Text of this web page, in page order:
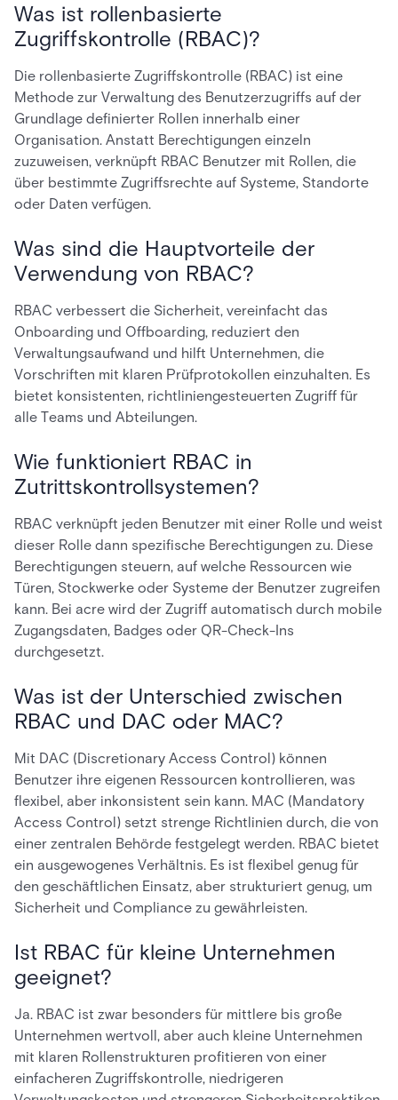
Was ist rollenbasierte
Zugriffskontrolle (RBAC)?
Die rollenbasierte Zugriffskontrolle (RBAC) ist eine
Methode zur Verwaltung des Benutzerzugriffs auf der
Grundlage definierter Rollen innerhalb einer
Organisation. Anstatt Berechtigungen einzeln
zuzuweisen, verknüpft RBAC Benutzer mit Rollen, die
über bestimmte Zugriffsrechte auf Systeme, Standorte
oder Daten verfügen.
Was sind die Hauptvorteile der
Verwendung von RBAC?
RBAC verbessert die Sicherheit, vereinfacht das
Onboarding und Offboarding, reduziert den
Verwaltungsaufwand und hilft Unternehmen, die
Vorschriften mit klaren Prüfprotokollen einzuhalten. Es
bietet konsistenten, richtliniengesteuerten Zugriff für
alle Teams und Abteilungen.
Wie funktioniert RBAC in
Zutrittskontrollsystemen?
RBAC verknüpft jeden Benutzer mit einer Rolle und weist
dieser Rolle dann spezifische Berechtigungen zu. Diese
Berechtigungen steuern, auf welche Ressourcen wie
Türen, Stockwerke oder Systeme der Benutzer zugreifen
kann. Bei acre wird der Zugriff automatisch durch mobile
Zugangsdaten, Badges oder QR-Check-Ins
durchgesetzt.
Was ist der Unterschied zwischen
RBAC und DAC oder MAC?
Mit DAC (Discretionary Access Control) können
Benutzer ihre eigenen Ressourcen kontrollieren, was
flexibel, aber inkonsistent sein kann. MAC (Mandatory
Access Control) setzt strenge Richtlinien durch, die von
einer zentralen Behörde festgelegt werden. RBAC bietet
ein ausgewogenes Verhältnis. Es ist flexibel genug für
den geschäftlichen Einsatz, aber strukturiert genug, um
Sicherheit und Compliance zu gewährleisten.
Ist RBAC für kleine Unternehmen
geeignet?
Ja. RBAC ist zwar besonders für mittlere bis große
Unternehmen wertvoll, aber auch kleine Unternehmen
mit klaren Rollenstrukturen profitieren von einer
einfacheren Zugriffskontrolle, niedrigeren